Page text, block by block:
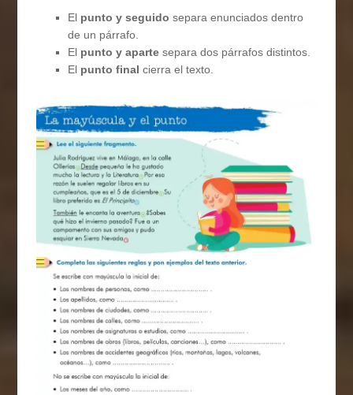
El punto y seguido separa enunciados dentro
de un párrafo.
El punto y aparte separa dos párrafos distintos.
El punto finalcierra el texto.